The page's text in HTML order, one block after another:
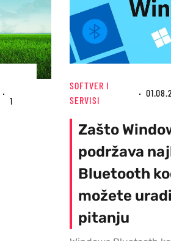
1
SOFTVER I
SERVISI
Zašto
podržava
Bluetooth
možete
pitanju